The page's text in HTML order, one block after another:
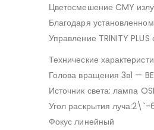
Цветосмешение CMY
Благодаря
Управление TRINITY
Технические
Голова вращения 3в1 —
Источник света: лампа
Угол раскрытия
Фокус линейный